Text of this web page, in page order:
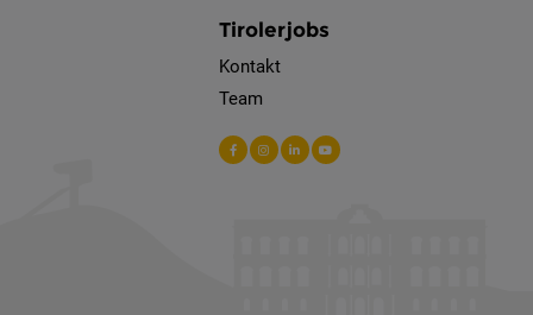
Tirolerjobs
Kontakt
Team